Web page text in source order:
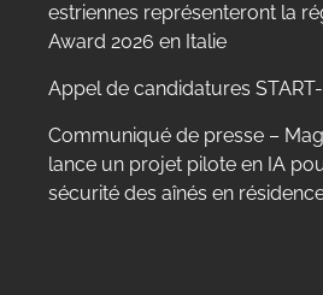
estriennes représenteront la
Award 2026 en Italie
Appel de candidatures
Communiqué de presse –
lance un projet pilote en IA
sécurité des aînés en